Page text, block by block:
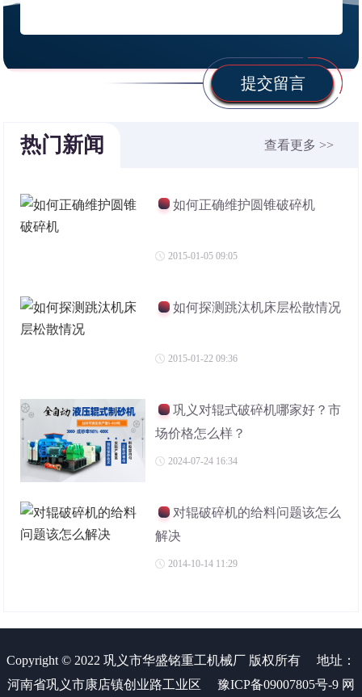
提交留言
热门新闻 查看更多 >>
如何正确维护圆锥破碎机
2015-01-05 09:05
如何探测跳汰机床层松散情况
2015-01-22 09:36
巩义对辊式破碎机哪家好？市
场价格怎么样？
2024-07-24 16:34
对辊破碎机的给料问题该怎么
解决
2014-10-14 11:29
Copyright © 2022 巩义市华盛铭重工机械厂 版权所有
地址：
河南省巩义市康店镇创业路工业区
豫ICP备09007805号-9 网